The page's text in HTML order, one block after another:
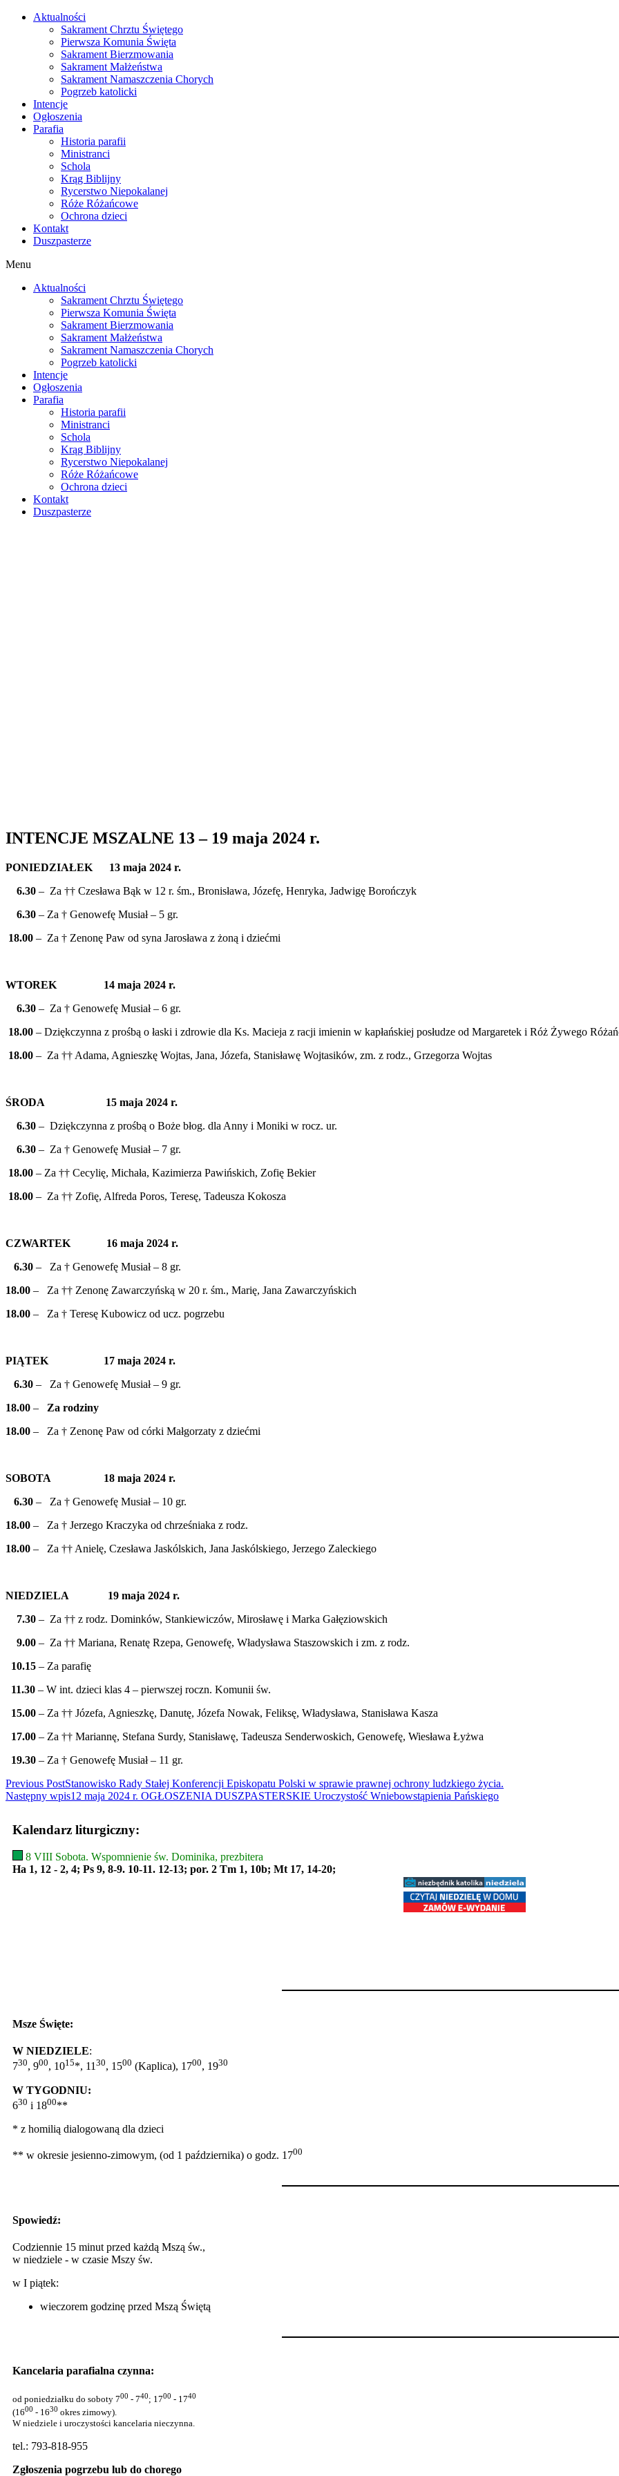
Skip
Aktualności
Sakrament Chrztu Świętego
Pierwsza Komunia Święta
Sakrament Bierzmowania
Sakrament Małżeństwa
Sakrament Namaszczenia Chorych
Pogrzeb katolicki
Intencje
Ogłoszenia
Parafia
Historia parafii
Ministranci
Schola
Krąg Biblijny
Rycerstwo Niepokalanej
Róże Różańcowe
Ochrona dzieci
Kontakt
Duszpasterze
Menu
Aktualności
Sakrament Chrztu Świętego
Pierwsza Komunia Święta
Sakrament Bierzmowania
Sakrament Małżeństwa
Sakrament Namaszczenia Chorych
Pogrzeb katolicki
Intencje
Ogłoszenia
Parafia
Historia parafii
Ministranci
Schola
Krąg Biblijny
Rycerstwo Niepokalanej
Róże Różańcowe
Ochrona dzieci
Kontakt
Duszpasterze
INTENCJE MSZALNE 13 – 19 maja 2024 r.
PONIEDZIAŁEK 13 maja 2024 r.
6.30 – Za †† Czesława Bąk w 12 r. śm., Bronisława, Józefę, Henryka, Jadwigę Borończyk
6.30 – Za † Genowefę Musiał – 5 gr.
18.00 – Za † Zenonę Paw od syna Jarosława z żoną i dziećmi
WTOREK 14 maja 2024 r.
6.30 – Za † Genowefę Musiał – 6 gr.
18.00 – Dziękczynna z prośbą o łaski i zdrowie dla Ks. Macieja z racji imienin w kapłańskiej posłudze od Margaretek i Róż Żywego
18.00 – Za †† Adama, Agnieszkę Wojtas, Jana, Józefa, Stanisławę Wojtasików, zm. z rodz., Grzegorza Wojtas
ŚRODA 15 maja 2024 r.
6.30 – Dziękczynna z prośbą o Boże błog. dla Anny i Moniki w rocz. ur.
6.30 – Za † Genowefę Musiał – 7 gr.
18.00 – Za †† Cecylię, Michała, Kazimierza Pawińskich, Zofię Bekier
18.00 – Za †† Zofię, Alfreda Poros, Teresę, Tadeusza Kokosza
CZWARTEK 16 maja 2024 r.
6.30 – Za † Genowefę Musiał – 8 gr.
18.00 – Za †† Zenonę Zawarczyńską w 20 r. śm., Marię, Jana Zawarczyńskich
18.00 – Za † Teresę Kubowicz od ucz. pogrzebu
PIĄTEK 17 maja 2024 r.
6.30 – Za † Genowefę Musiał – 9 gr.
18.00 – Za rodziny
18.00 – Za † Zenonę Paw od córki Małgorzaty z dziećmi
SOBOTA 18 maja 2024 r.
6.30 – Za † Genowefę Musiał – 10 gr.
18.00 – Za † Jerzego Kraczyka od chrześniaka z rodz.
18.00 – Za †† Anielę, Czesława Jaskólskich, Jana Jaskólskiego, Jerzego Zaleckiego
NIEDZIELA 19 maja 2024 r.
7.30 – Za †† z rodz. Dominków, Stankiewiczów, Mirosławę i Marka Gałęziowskich
9.00 – Za †† Mariana, Renatę Rzepa, Genowefę, Władysława Staszowskich i zm. z rodz.
10.15 – Za parafię
11.30 – W int. dzieci klas 4 – pierwszej roczn. Komunii św.
15.00 – Za †† Józefa, Agnieszkę, Danutę, Józefa Nowak, Feliksę, Władysława, Stanisława Kasza
17.00 – Za †† Mariannę, Stefana Surdy, Stanisławę, Tadeusza Senderwoskich, Genowefę, Wiesława Łyżwa
19.30 – Za † Genowefę Musiał – 11 gr.
Read
more
articles
Previous PostStanowisko Rady Stałej Konferencji Episkopatu Polski w sprawie prawnej ochrony ludzkiego życia.
Następny wpis12 maja 2024 r. OGŁOSZENIA DUSZPASTERSKIE Uroczystość Wniebowstąpienia Pańskiego
Kalendarz liturgiczny:
8 VIII Sobota. Wspomnienie św. Dominika, prezbitera
Ha 1, 12 - 2, 4; Ps 9, 8-9. 10-11. 12-13; por. 2 Tm 1, 10b; Mt 17, 14-20;
Msze Święte:
W NIEDZIELE:
730, 900, 1015*, 1130, 1500 (Kaplica), 1700, 1930
W TYGODNIU:
630 i 1800**
* z homilią dialogowaną dla dzieci
** w okresie jesienno-zimowym, (od 1 października) o godz. 1700
Spowiedź:
Codziennie 15 minut przed każdą Mszą św.,
w niedziele - w czasie Mszy św.
w I piątek:
wieczorem godzinę przed Mszą Świętą
Kancelaria parafialna czynna:
od poniedziałku do soboty 700 - 740; 1700 - 1740
(1600 - 1630 okres zimowy).
W niedziele i uroczystości kancelaria nieczynna.
tel.: 793-818-955
Zgłoszenia pogrzebu lub do chorego